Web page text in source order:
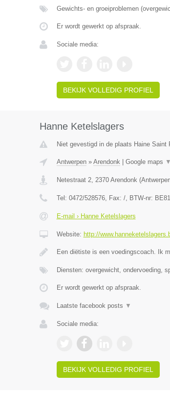
Gewichts- en groeiproblemen
Er wordt gewerkt op afspraak.
Sociale media:
BEKIJK VOLLEDIG PROFIEL
Hanne Ketelslagers
Niet gevestigd in de plaats Haine Saint
Antwerpen» Arendonk| Google maps ▼
Netestraat 2, 2370 Arendonk(
Tel: 0472/528576, Fax: /, BTW-nr:
E-mail › Hanne Ketelslagers
Website: http://
Een diëtiste is een voedingscoach. Ik
Diensten: overgewicht, ondervoeding,
Er wordt gewerkt op afspraak.
Laatste facebook posts ▼
Sociale media:
BEKIJK VOLLEDIG PROFIEL